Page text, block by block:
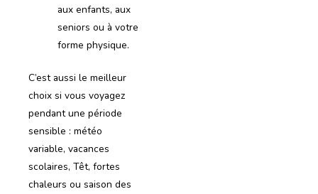
aux enfants, aux
seniors ou à votre
forme physique.
C’est aussi le meilleur
choix si vous voyagez
pendant une période
sensible : météo
variable, vacances
scolaires, Têt, fortes
chaleurs ou saison des